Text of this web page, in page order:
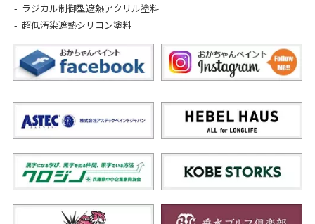
ラジカル制御型遮熱アクリル塗料
超低汚染遮熱シリコン塗料